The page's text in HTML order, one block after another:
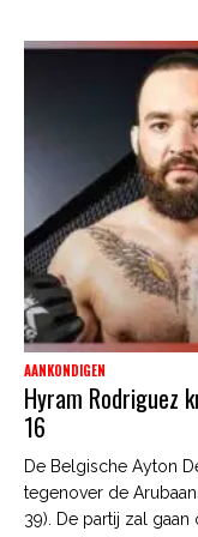
AANKONDIGEN
Hyram Rodriguez
16
De Belgische Ayton
tegenover de
39). De partij zal